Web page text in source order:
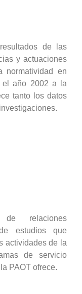
de las
y actuaciones
normatividad en
el año 2002 a la
tanto los datos
relaciones
estudios que
actividades de la
de servicio
PAOT ofrece.